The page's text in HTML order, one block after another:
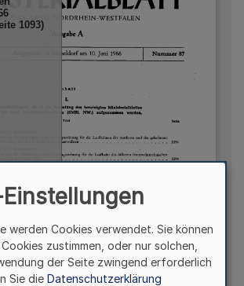
werden Cookies verwendet. Sie können
zustimmen, oder nur solchen,
der Seite zwingend erforderlich
Sie die Datenschutzerklärung